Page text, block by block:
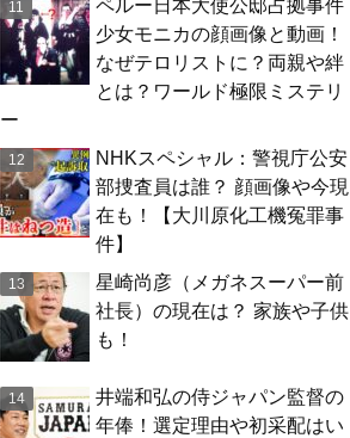
ペルー日本大使公邸占拠事件
少女モニカの顔画像と動画！
なぜテロリストに？両親や絆
とは？ワールド極限ミステリ
ー
NHKスペシャル：警視庁公安
部捜査員は誰？ 顔画像や今現
在も！【大川原化工機冤罪事
件】
星崎尚彦（メガネスーパー前
社長）の現在は？ 家族や子供
も！
井端和弘の侍ジャパン監督の
年俸！選定理由や初采配はい